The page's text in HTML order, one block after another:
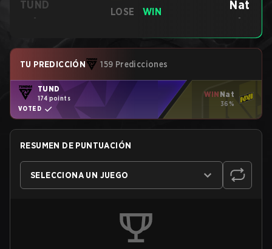
TUND
-
LOSE WIN Nat
-
TU PREDICCIÓN 159 Predicciones
TUND
174 points
VOTED
WIN Nat
36%
RESUMEN DE PUNTUACIÓN
SELECCIONA UN JUEGO